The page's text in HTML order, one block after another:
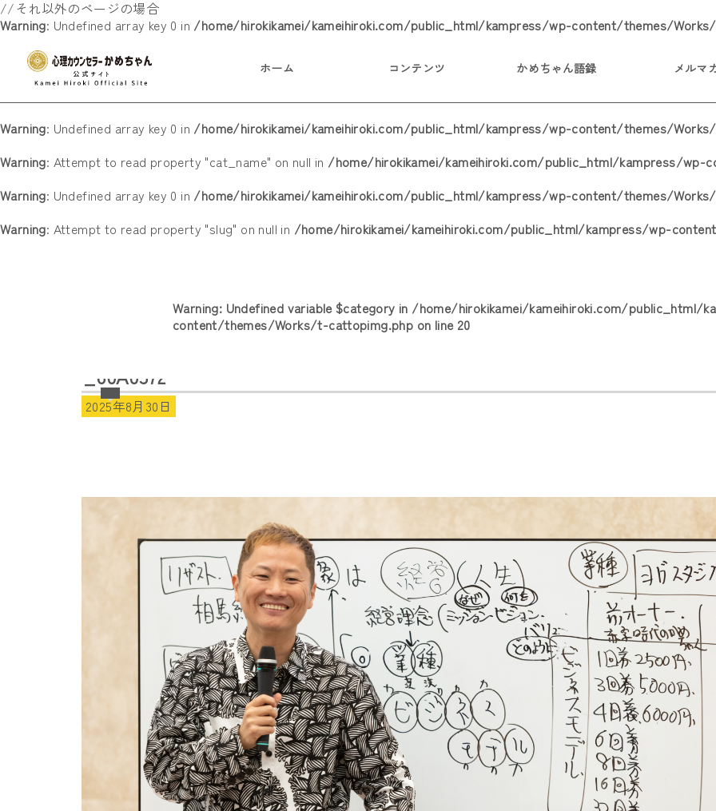
//それ以外のページの場合
Warning: Undefined array key 0 in /home/hirokikamei/kameihiroki.com/public_html/kampress/wp-content/themes/
ホーム コンテンツ かめちゃん語録 メルマ
Warning: Undefined array key 0 in /home/hirokikamei/kameihiroki.com/public_html/kampress/wp-content/themes/
Warning: Attempt to read property "cat_name" on null in /home/hirokikamei/kameihiroki.com/public_html/kampress/
Warning: Undefined array key 0 in /home/hirokikamei/kameihiroki.com/public_html/kampress/wp-content/themes/
Warning: Attempt to read property "slug" on null in /home/hirokikamei/kameihiroki.com/public_html/kampress/wp-
Warning: Undefined variable $category in /home/hirokikamei/kameihiroki.com/public_html/
content/themes/Works/t-cattopimg.php on line 20
_60A0572
2025年8月30日